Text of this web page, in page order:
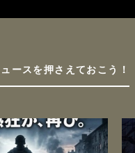
ースを押さえておこう！